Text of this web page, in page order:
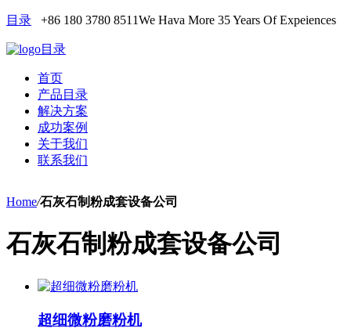
目录 +86 180 3780 8511We Hava More 35 Years Of Expeiences
目录
首页
产品目录
解决方案
成功案例
关于我们
联系我们
Home/石灰石制粉成套设备公司
石灰石制粉成套设备公司
超细微粉磨粉机